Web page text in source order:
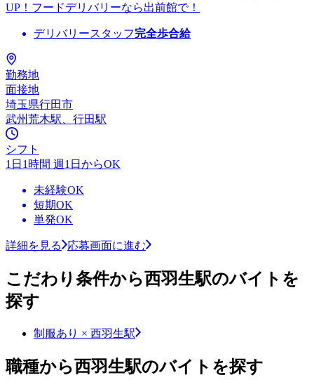
UP！フードデリバリーなら出前館で！
デリバリースタッフ完全歩合給
勤務地
面接地
埼玉県行田市
武州荒木駅、行田駅
シフト
1日1時間 週1日からOK
未経験OK
短期OK
単発OK
詳細を見る 応募画面に進む
こだわり条件から西羽生駅のバイトを
探す
制服あり × 西羽生駅
職種から西羽生駅のバイトを探す